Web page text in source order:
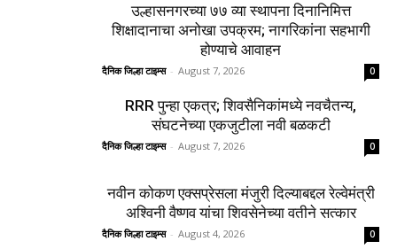
उल्हासनगरच्या ७७ व्या स्थापना दिनानिमित्त
शिक्षादानाचा अनोखा उपक्रम; नागरिकांना सहभागी
होण्याचे आवाहन
दैनिक जिल्हा टाइम्स - August 7, 2026 0
RRR पुन्हा एकत्र; शिवसैनिकांमध्ये नवचैतन्य,
संघटनेच्या एकजुटीला नवी बळकटी
दैनिक जिल्हा टाइम्स - August 7, 2026 0
नवीन कोकण एक्सप्रेसला मंजुरी दिल्याबद्दल रेल्वेमंत्री
अश्विनी वैष्णव यांचा शिवसेनेच्या वतीने सत्कार
दैनिक जिल्हा टाइम्स - August 4, 2026 0